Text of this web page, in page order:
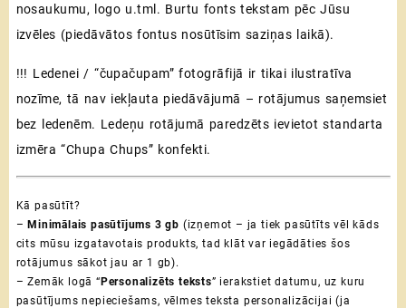
nosaukumu, logo u.tml. Burtu fonts tekstam pēc Jūsu
izvēles (piedāvātos fontus nosūtīsim saziņas laikā).
!!! Ledenei / “čupačupam” fotogrāfijā ir tikai ilustratīva
nozīme, tā nav iekļauta piedāvājumā – rotājumus saņemsiet
bez ledenēm. Ledeņu rotājumā paredzēts ievietot standarta
izmēra “Chupa Chups” konfekti.
Kā pasūtīt?
–Minimālais pasūtījums 3 gb (izņemot – ja tiek pasūtīts vēl kāds
cits mūsu izgatavotais produkts, tad klāt var iegādāties šos
rotājumus sākot jau ar 1 gb).
– Zemāk logā “Personalizēts teksts” ierakstiet datumu, uz kuru
pasūtījums nepieciešams, vēlmes teksta personalizācijai (ja